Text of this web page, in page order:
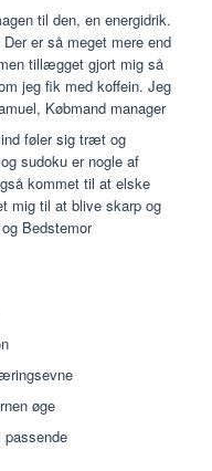
til den, en energidrik.
er så meget mere end
tillægget gjort mig så
jeg fik med koffein. Jeg
Købmand manager
føler sig træt og
sudoku er nogle af
kommet til at elske
mig til at blive skarp og
Bedstemor
øge
passende